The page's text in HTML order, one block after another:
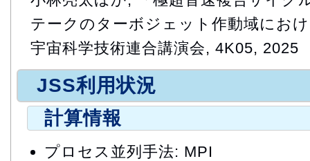
テークのターボジェット作動域にお
宇宙科学技術連合講演会, 4K05, 2025
JSS利用状況
計算情報
プロセス並列手法: MPI